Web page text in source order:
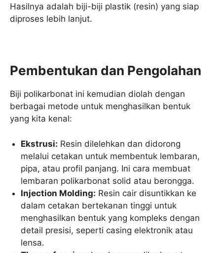
Hasilnya adalah biji-biji plastik (resin) yang siap
diproses lebih lanjut.
Pembentukan dan Pengolahan
Biji polikarbonat ini kemudian diolah dengan
berbagai metode untuk menghasilkan bentuk
yang kita kenal:
Ekstrusi: Resin dilelehkan dan didorong
melalui cetakan untuk membentuk lembaran,
pipa, atau profil panjang. Ini cara membuat
lembaran polikarbonat solid atau berongga.
Injection Molding: Resin cair disuntikkan ke
dalam cetakan bertekanan tinggi untuk
menghasilkan bentuk yang kompleks dengan
detail presisi, seperti casing elektronik atau
lensa.